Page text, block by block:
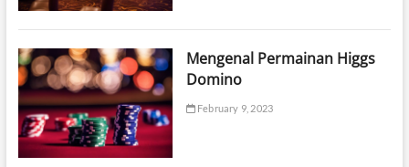
Mengenal Permainan Higgs
Domino
February 9, 2023